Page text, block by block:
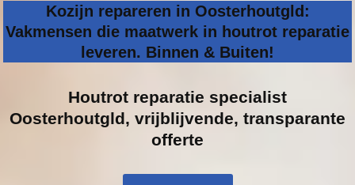
Kozijn repareren in Oosterhoutgld:
Vakmensen die maatwerk in houtrot reparatie
leveren. Binnen & Buiten!
Houtrot reparatie specialist
Oosterhoutgld, vrijblijvende, transparante
offerte